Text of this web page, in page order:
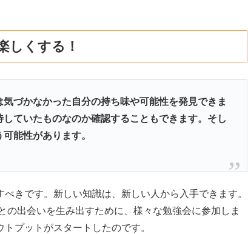
しくする！
づかなかった自分の持ち味や可能性を発見できま
ていたものなのか確認することもできます。そし
能性があります。
きです。新しい知識は、新しい人から入手できます。
出会いを生み出すために、様々な勉強会に参加しま
プットがスタートしたのです。